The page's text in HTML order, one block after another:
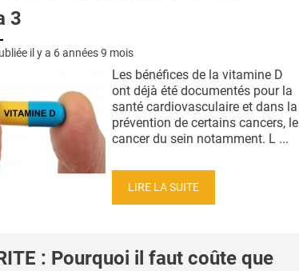
3
il y a 6 années 9 mois
Les bénéfices de la vitamine D
ont déjà été documentés pour la
santé cardiovasculaire et dans la
prévention de certains cancers, le
cancer du sein notamment. L ...
LIRE LA SUITE
: Pourquoi il faut coûte que